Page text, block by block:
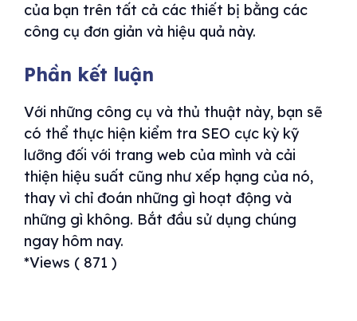
của bạn trên tất cả các thiết bị bằng các
công cụ đơn giản và hiệu quả này.
Phần kết luận
Với những công cụ và thủ thuật này, bạn sẽ
có thể thực hiện kiểm tra SEO cực kỳ kỹ
lưỡng đối với trang web của mình và cải
thiện hiệu suất cũng như xếp hạng của nó,
thay vì chỉ đoán những gì hoạt động và
những gì không. Bắt đầu sử dụng chúng
ngay hôm nay.
*Views ( 871 )